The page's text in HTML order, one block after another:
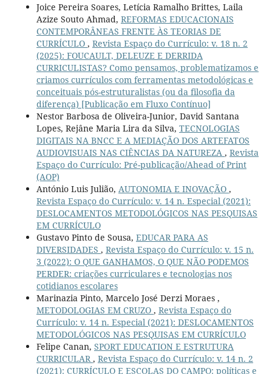
Joice Pereira Soares, Letícia Ramalho Brittes, Laila
Azize Souto Ahmad, REFORMAS EDUCACIONAIS
CONTEMPORÂNEAS FRENTE ÀS TEORIAS DE
CURRÍCULO , Revista Espaço do Currículo: v. 18 n. 2
(2025): FOUCAULT, DELEUZE E DERRIDA
CURRICULISTAS? Como pensamos, problematizamos e
criamos currículos com ferramentas metodológicas e
conceituais pós-estruturalistas (ou da filosofia da
diferença) [Publicação em Fluxo Contínuo]
Nestor Barbosa de Oliveira-Junior, David Santana
Lopes, Rejâne Maria Lira da Silva, TECNOLOGIAS
DIGITAIS NA BNCC E A MEDIAÇÃO DOS ARTEFATOS
AUDIOVISUAIS NAS CIÊNCIAS DA NATUREZA , Revista
Espaço do Currículo: Pré-publicação/Ahead of Print
(AOP)
António Luis Julião, AUTONOMIA E INOVAÇÃO ,
Revista Espaço do Currículo: v. 14 n. Especial (2021):
DESLOCAMENTOS METODOLÓGICOS NAS PESQUISAS
EM CURRÍCULO
Gustavo Pinto de Sousa, EDUCAR PARA AS
DIVERSIDADES , Revista Espaço do Currículo: v. 15 n.
3 (2022): O QUE GANHAMOS, O QUE NÃO PODEMOS
PERDER: criações curriculares e tecnologias nos
cotidianos escolares
Marinazia Pinto, Marcelo José Derzi Moraes ,
METODOLOGIAS EM CRUZO , Revista Espaço do
Currículo: v. 14 n. Especial (2021): DESLOCAMENTOS
METODOLÓGICOS NAS PESQUISAS EM CURRÍCULO
Felipe Canan, SPORT EDUCATION E ESTRUTURA
CURRICULAR , Revista Espaço do Currículo: v. 14 n. 2
(2021): CURRÍCULO E ESCOLAS DO CAMPO: políticas e